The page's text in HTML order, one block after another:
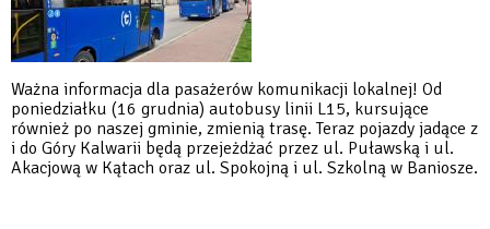
Ważna informacja dla pasażerów komunikacji lokalnej! Od
poniedziałku (16 grudnia) autobusy linii L15, kursujące
również po naszej gminie, zmienią trasę. Teraz pojazdy jadące z
i do Góry Kalwarii będą przejeżdżać przez ul. Puławską i ul.
Akacjową w Kątach oraz ul. Spokojną i ul. Szkolną w Baniosze.